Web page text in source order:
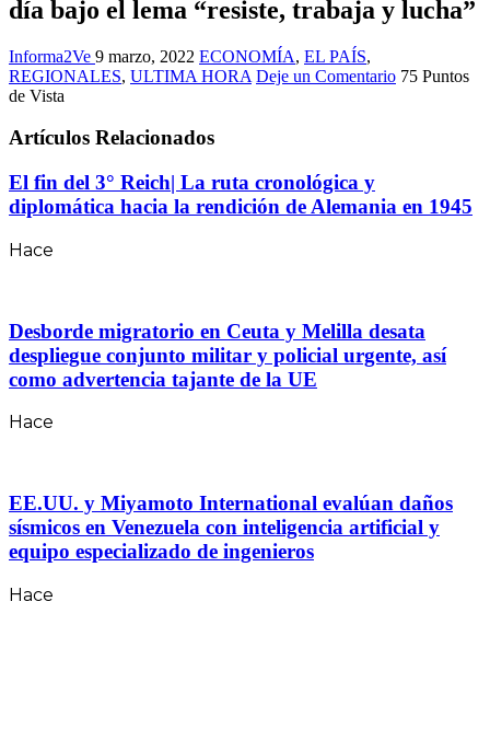
día bajo el lema “resiste, trabaja y lucha”
Informa2Ve 9 marzo, 2022 ECONOMÍA, EL PAÍS,
REGIONALES, ULTIMA HORA Deje un Comentario 75 Puntos
de Vista
Artículos Relacionados
El fin del 3° Reich| La ruta cronológica y
diplomática hacia la rendición de Alemania en 1945
Hace
Desborde migratorio en Ceuta y Melilla desata
despliegue conjunto militar y policial urgente, así
como advertencia tajante de la UE
Hace
EE.UU. y Miyamoto International evalúan daños
sísmicos en Venezuela con inteligencia artificial y
equipo especializado de ingenieros
Hace